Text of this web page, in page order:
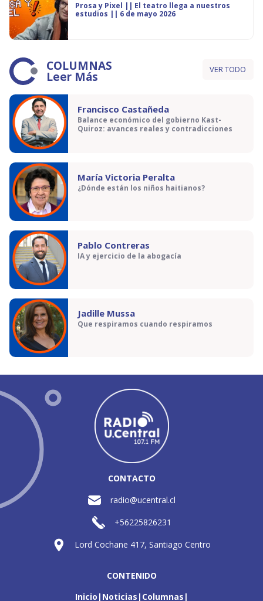
Prosa y Pixel || El teatro llega a nuestros
estudios || 6 de mayo 2026
COLUMNAS
Leer Más VER TODO
Francisco Castañeda
Balance económico del gobierno Kast-
Quiroz: avances reales y contradicciones
María Victoria Peralta
¿Dónde están los niños haitianos?
Pablo Contreras
IA y ejercicio de la abogacía
Jadille Mussa
Que respiramos cuando respiramos
CONTACTO
radio@ucentral.cl
+56225826231
Lord Cochane 417, Santiago Centro
CONTENIDO
Inicio Noticias Columnas